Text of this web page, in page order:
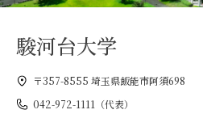
駿河台大学
〒357-8555 埼玉県飯能市阿須698
042-972-1111（代表）